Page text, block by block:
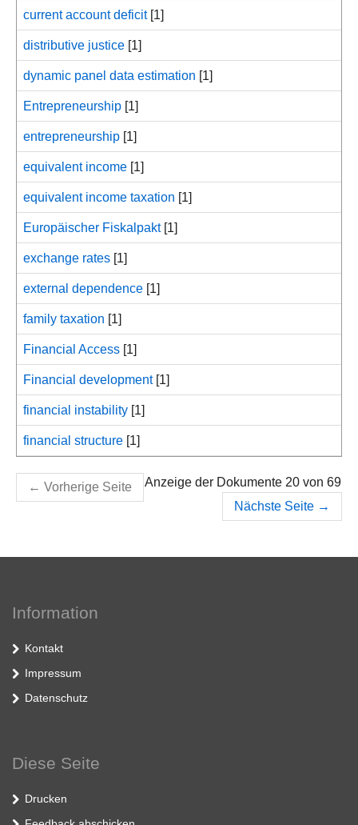
current account deficit[1]
distributive justice [1]
dynamic panel data estimation [1]
Entrepreneurship [1]
entrepreneurship [1]
equivalent income [1]
equivalent income taxation [1]
Europäischer Fiskalpakt[1]
exchange rates [1]
external dependence [1]
family taxation [1]
Financial Access [1]
Financial development[1]
financial instability [1]
financial structure [1]
← Vorherige Seite
Anzeige der Dokumente 20 von 69
Nächste Seite →
Information
Kontakt
Impressum
Datenschutz
Diese Seite
Drucken